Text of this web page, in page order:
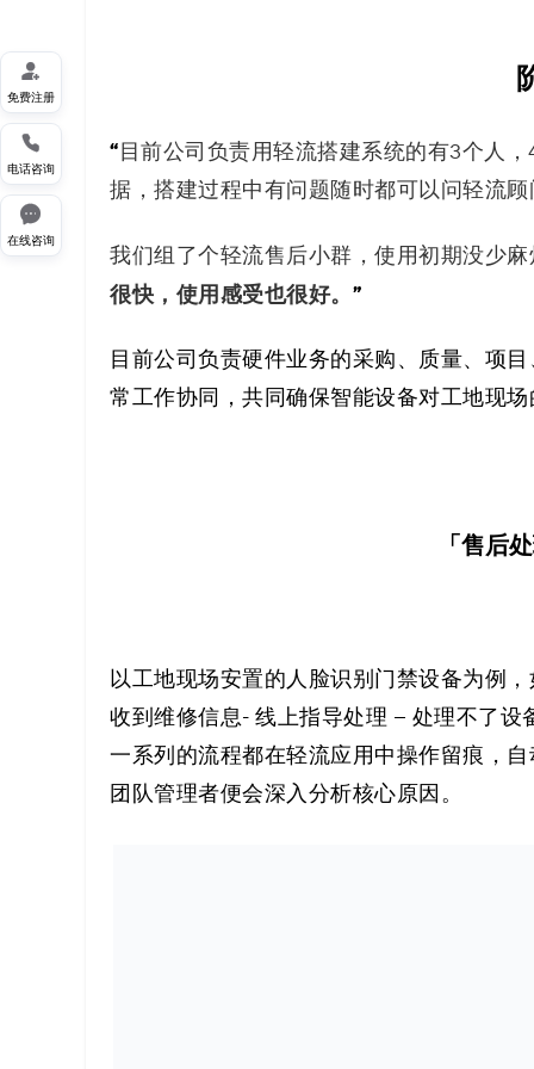
“ 目前公司负责用轻流搭建系统的有3个人
据，搭建过程中有问题随时都可以问轻流
我们组了个轻流售后小群，使用初期没少
很快，使用感受也很好。 ”
目前公司负责硬件业务的采购、质量、项
常工作协同，共同确保智能设备对工地现
「售后
以工地现场安置的人脸识别门禁设备为例
收到维修信息- 线上指导处理 – 处理不了
一系列的流程都在轻流应用中操作留痕，
团队管理者便会深入分析核心原因。

免费注册

电话咨询

在线咨询